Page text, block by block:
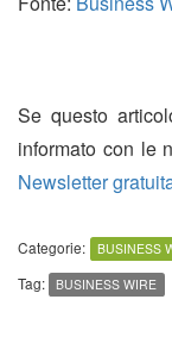
Se questo
informato con le
Newsletter
Categorie: BUSINESS
Tag: BUSINESS WIRE